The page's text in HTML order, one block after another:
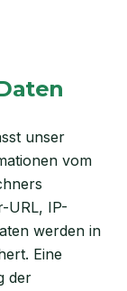
unser
vom
URL, IP-
werden in
Eine
der